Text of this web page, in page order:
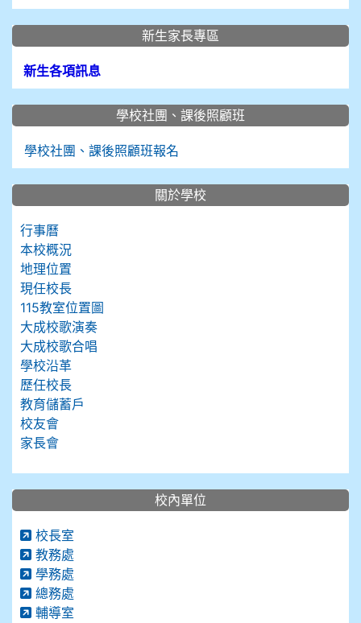
新生家長專區
新生各項訊息
學校社團、課後照顧班
學校社團、課後照顧班報名
關於學校
行事曆
本校概況
地理位置
現任校長
115教室位置圖
大成校歌演奏
大成校歌合唱
學校沿革
歷任校長
教育儲蓄戶
校友會
家長會
校內單位
校長室
教務處
學務處
總務處
輔導室